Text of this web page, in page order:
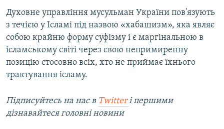
Духовне управління мусульман України пов'язують
з течією у Ісламі під назвою «хабашизм», яка являє
собою крайню форму суфізму і є маргінальною в
ісламському світі через свою непримиренну
позицію стосовно всіх, хто не приймає їхнього
трактування ісламу.
Підписуйтесь на наc в Twitterі першими
дізнавайтеся головні новини